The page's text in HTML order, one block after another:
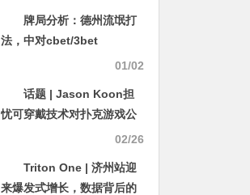
牌局分析：德州流氓打
法，中对cbet/3bet
01/02
话题 | Jason Koon担
忧可穿戴技术对扑克游戏公
02/26
Triton One | 济州站迎
来爆发式增长，数据背后的